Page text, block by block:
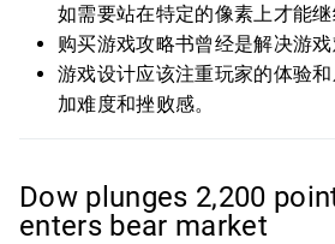
如需要站在特定的像素上才能继
购买游戏攻略书曾经是解决游戏
游戏设计应该注重玩家的体验
加难度和挫败感。
Dow plunges 2,200
enters bear market